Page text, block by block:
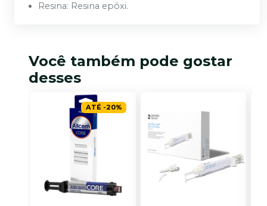
Resina: Resina epóxi.
Você também pode gostar
desses
ATÉ -20%